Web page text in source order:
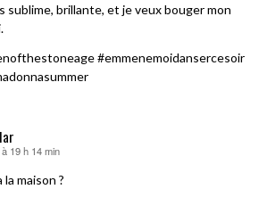
sublime, brillante, et je veux bouger mon
#emmenemoidansercesoir
19 h 14 min
la maison ?